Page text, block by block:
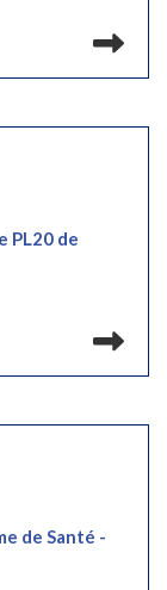
PL20 de
de Santé -